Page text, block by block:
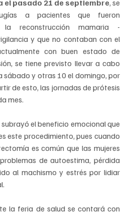
el pasado 21 de septiembre, se
a pacientes que fueron
reconstrucción mamaria -
y que no contaban con el
con buen estado de
se tiene previsto llevar a cabo
sábado y otras 10 el domingo, por
de esto, las jornadas de prótesis
mes.
subrayó el beneficio emocional que
este procedimiento, pues cuando
es común que las mujeres
de autoestima, pérdida
al machismo y estrés por lidiar
la feria de salud se contará con